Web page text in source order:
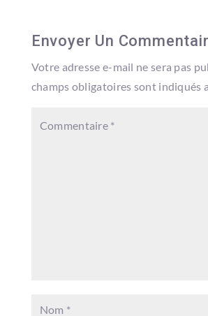
Envoyer Un
Votre adresse e-mail ne sera pas
champs obligatoires sont indiqués